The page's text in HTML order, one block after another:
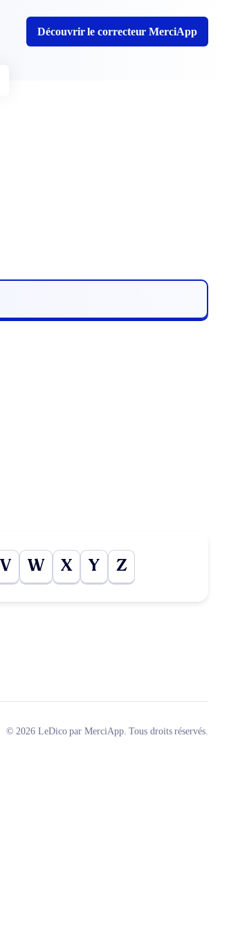
Découvrir le correcteur MerciApp
V W X Y Z
© 2026 LeDico par MerciApp. Tous droits réservés.